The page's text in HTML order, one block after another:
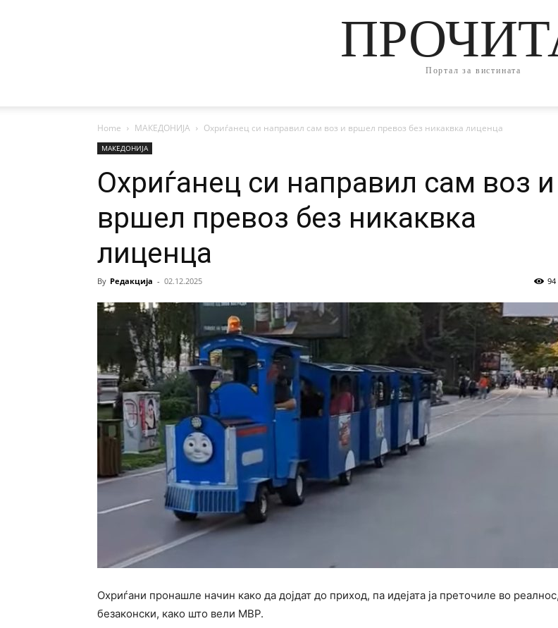
Портал за вистината
Home МАКЕДОНИЈА Охриѓанец си направил сам воз и вршел превоз без никаквка лиценца
МАКЕДОНИЈА
Охриѓанец си направил сам воз и
вршел превоз без никаквка
лиценца
By Редакција - 02.12.2025 94
Охриѓани пронашле начин како да дојдат до приход, па идејата ја преточиле во
безаконски, како што вели МВР.